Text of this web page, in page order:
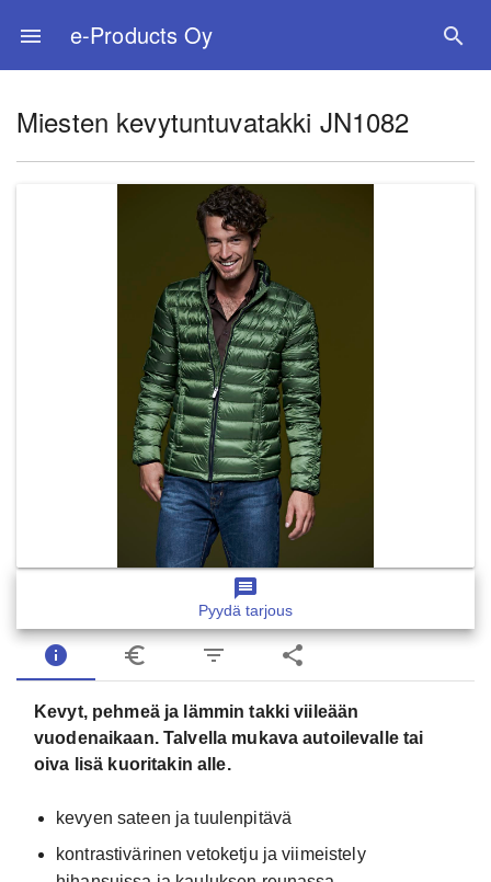
menu e-Products Oy search
Miesten kevytuntuvatakki JN1082
message
Pyydä tarjous
info euro_symbol filter_list share
Kevyt, pehmeä ja lämmin takki viileään
vuodenaikaan. Talvella mukava autoilevalle tai
oiva lisä kuoritakin alle.
kevyen sateen ja tuulenpitävä
kontrastivärinen vetoketju ja viimeistely